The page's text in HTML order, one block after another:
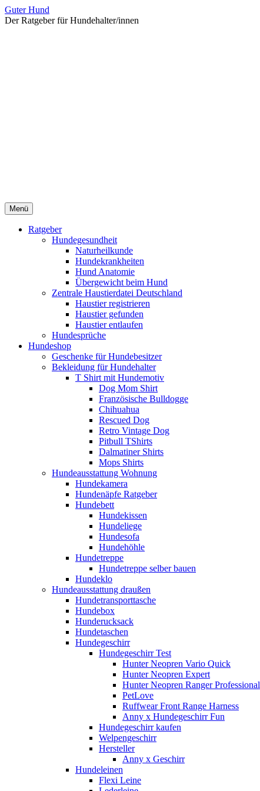
Zum
Inhalt
Guter Hund
Der Ratgeber für Hundehalter/innen
Menü
Ratgeber
Hundegesundheit
Naturheilkunde
Hundekrankheiten
Hund Anatomie
Übergewicht beim Hund
Zentrale Haustierdatei Deutschland
Haustier registrieren
Haustier gefunden
Haustier entlaufen
Hundesprüche
Hundeshop
Geschenke für Hundebesitzer
Bekleidung für Hundehalter
T Shirt mit Hundemotiv
Dog Mom Shirt
Französische Bulldogge
Chihuahua
Rescued Dog
Retro Vintage Dog
Pitbull TShirts
Dalmatiner Shirts
Mops Shirts
Hundeausstattung Wohnung
Hundekamera
Hundenäpfe Ratgeber
Hundebett
Hundekissen
Hundeliege
Hundesofa
Hundehöhle
Hundetreppe
Hundetreppe selber bauen
Hundeklo
Hundeausstattung draußen
Hundetransporttasche
Hundebox
Hunderucksack
Hundetaschen
Hundegeschirr
Hundegeschirr Test
Hunter Neopren Vario Quick
Hunter Neopren Expert
Hunter Neopren Ranger Professional
PetLove
Ruffwear Front Range Harness
Anny x Hundegeschirr Fun
Hundegeschirr kaufen
Welpengeschirr
Hersteller
Anny x Geschirr
Hundeleinen
Flexi Leine